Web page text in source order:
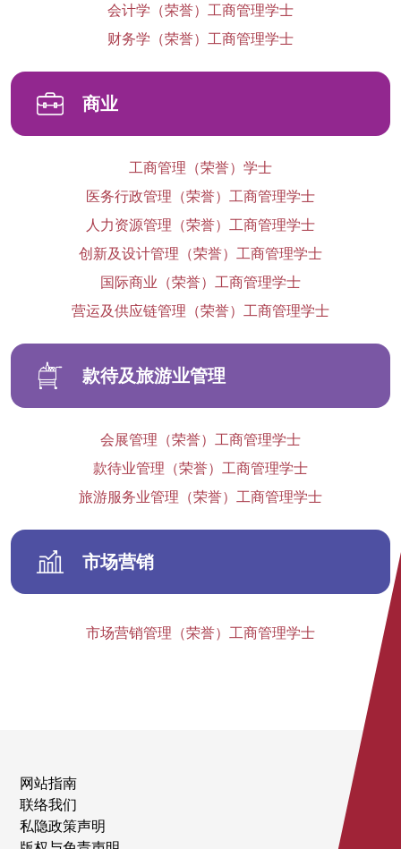
会计学（荣誉）工商管理学士
财务学（荣誉）工商管理学士
商业
工商管理（荣誉）学士
医务行政管理（荣誉）工商管理学士
人力资源管理（荣誉）工商管理学士
创新及设计管理（荣誉）工商管理学士
国际商业（荣誉）工商管理学士
营运及供应链管理（荣誉）工商管理学士
款待及旅游业管理
会展管理（荣誉）工商管理学士
款待业管理（荣誉）工商管理学士
旅游服务业管理（荣誉）工商管理学士
市场营销
市场营销管理（荣誉）工商管理学士
网站指南
联络我们
私隐政策声明